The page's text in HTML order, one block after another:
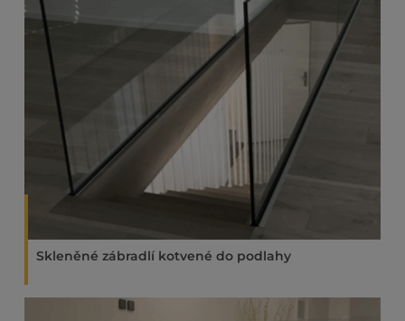
Skleněné zábradlí kotvené do podlahy